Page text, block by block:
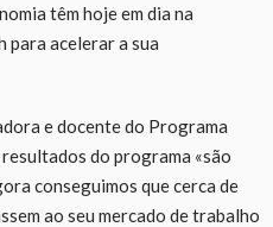
têm hoje em dia na
para acelerar a sua
e docente do Programa
do programa «são
conseguimos que cerca de
ao seu mercado de trabalho